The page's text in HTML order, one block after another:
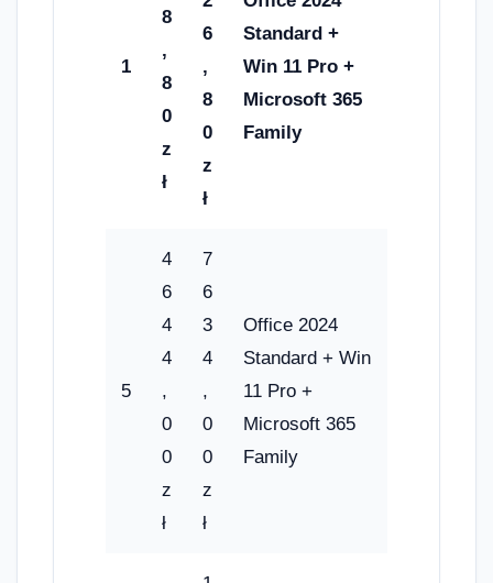
1
8
,
8
0
z
ł
6
,
8
0
z
ł
Standard +
Win 11 Pro +
Microsoft 365
Family
5
4
6
4
4
,
0
0
z
ł
7
6
3
4
,
0
0
z
ł
Office 2024
Standard + Win
11 Pro +
Microsoft 365
Family